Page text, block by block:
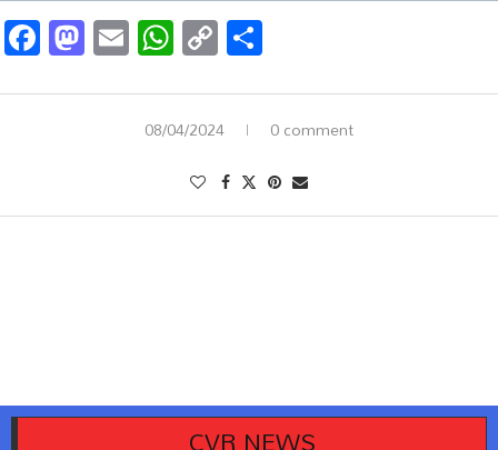
Facebook
Mastodon
EmailWhatsApp
Copy
Link
08/04/2024 0 comment